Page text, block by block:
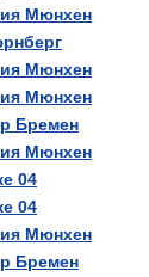
Мюнхен
Мюнхен
Мюнхен
Бремен
Мюнхен
04
04
Мюнхен
Бремен